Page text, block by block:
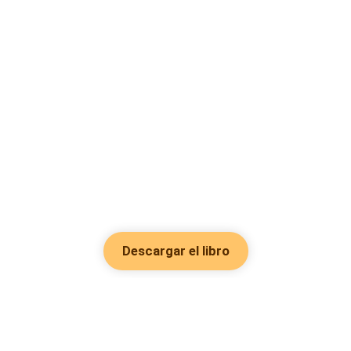
Descargar el libro